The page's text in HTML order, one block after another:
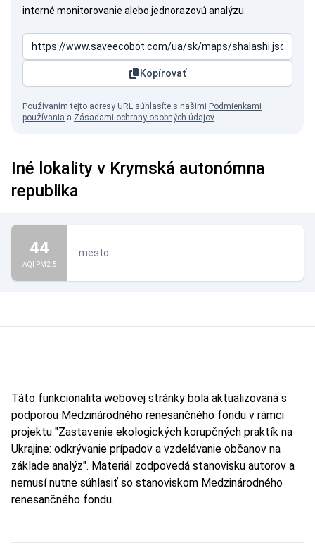
interné monitorovanie alebo jednorazovú analýzu.
Kopírovať
Používaním tejto adresy URL súhlasíte s našimi Podmienkami
používania a Zásadami ochrany osobných údajov.
Iné lokality v Krymská autonómna
republika
44
AQI PM2.5
mesto
Táto funkcionalita webovej stránky bola aktualizovaná s
podporou Medzinárodného renesančného fondu v rámci
projektu "Zastavenie ekologických korupčných praktík na
Ukrajine: odkrývanie prípadov a vzdelávanie občanov na
základe analýz". Materiál zodpovedá stanovisku autorov a
nemusí nutne súhlasiť so stanoviskom Medzinárodného
renesančného fondu.